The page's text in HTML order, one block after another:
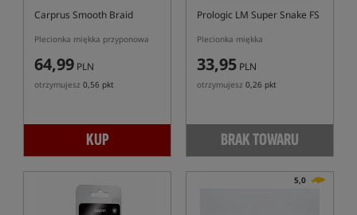
Carprus Smooth Braid
Plecionka miękka przyponowa
64,99 PLN
otrzymujesz 0,56 pkt
KUP
Prologic LM Super Snake FS
Plecionka miękka
33,95 PLN
otrzymujesz 0,26 pkt
BRAK TOWARU
5,0